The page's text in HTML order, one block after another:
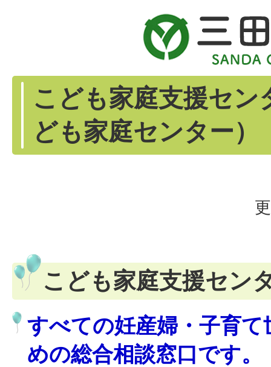
こども家庭支援セン
ども家庭センター）
こども家庭支援セン
すべての妊産婦・子育
めの総合相談窓口です。